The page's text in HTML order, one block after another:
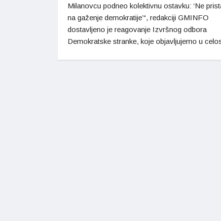
Milanovcu podneo kolektivnu ostavku: ‘Ne
na gaženje demokratije’“, redakciji GMINFO
dostavljeno je reagovanje Izvršnog odbora
Demokratske stranke, koje objavljujemo u